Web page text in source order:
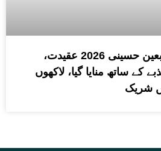
پاکستان بھر میں اربعین حسینی 2026 عقیدت،
کے ساتھ منایا گیا، لاکھوں
شریک